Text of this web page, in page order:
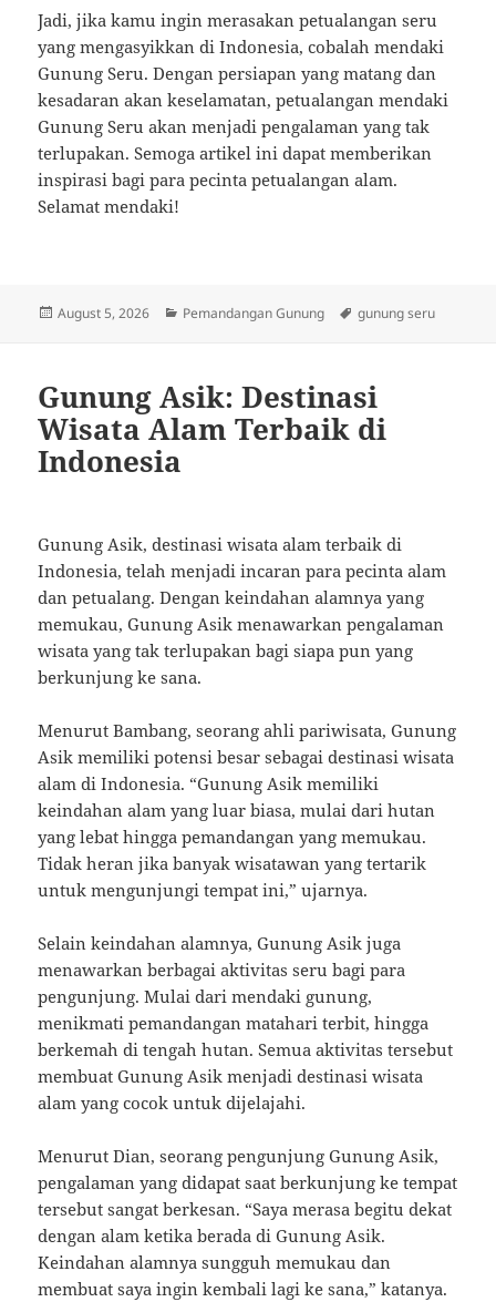
Jadi, jika kamu ingin merasakan petualangan seru
yang mengasyikkan di Indonesia, cobalah mendaki
Gunung Seru. Dengan persiapan yang matang dan
kesadaran akan keselamatan, petualangan mendaki
Gunung Seru akan menjadi pengalaman yang tak
terlupakan. Semoga artikel ini dapat memberikan
inspirasi bagi para pecinta petualangan alam.
Selamat mendaki!
Posted
August 5, 2026 Categories
Pemandangan Gunung Tags
gunung seru
Gunung Asik: Destinasi
Wisata Alam Terbaik di
Indonesia
Gunung Asik, destinasi wisata alam terbaik di
Indonesia, telah menjadi incaran para pecinta alam
dan petualang. Dengan keindahan alamnya yang
memukau, Gunung Asik menawarkan pengalaman
wisata yang tak terlupakan bagi siapa pun yang
berkunjung ke sana.
Menurut Bambang, seorang ahli pariwisata, Gunung
Asik memiliki potensi besar sebagai destinasi wisata
alam di Indonesia. “Gunung Asik memiliki
keindahan alam yang luar biasa, mulai dari hutan
yang lebat hingga pemandangan yang memukau.
Tidak heran jika banyak wisatawan yang tertarik
untuk mengunjungi tempat ini,” ujarnya.
Selain keindahan alamnya, Gunung Asik juga
menawarkan berbagai aktivitas seru bagi para
pengunjung. Mulai dari mendaki gunung,
menikmati pemandangan matahari terbit, hingga
berkemah di tengah hutan. Semua aktivitas tersebut
membuat Gunung Asik menjadi destinasi wisata
alam yang cocok untuk dijelajahi.
Menurut Dian, seorang pengunjung Gunung Asik,
pengalaman yang didapat saat berkunjung ke tempat
tersebut sangat berkesan. “Saya merasa begitu dekat
dengan alam ketika berada di Gunung Asik.
Keindahan alamnya sungguh memukau dan
membuat saya ingin kembali lagi ke sana,” katanya.